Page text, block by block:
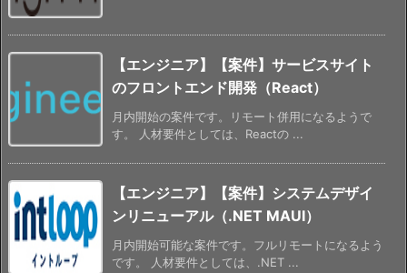
【エンジニア】【案件】サービスサイト
のフロントエンド開発（React）
月内開始の案件です。リモート併用になるようで
す。 人材要件としては、Reactの ...
【エンジニア】【案件】システムデザイ
ンリニューアル（.NET MAUI）
月内開始可能な案件です。フルリモートになるよう
です。 人材要件としては、.NET ...